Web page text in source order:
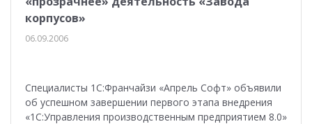
корпусов»
06.09.2006
Специалисты 1С:Франчайзи «Апрель Софт» объявили
об успешном завершении первого этапа внедрения
«1С:Управления производственным предприятием 8.0»